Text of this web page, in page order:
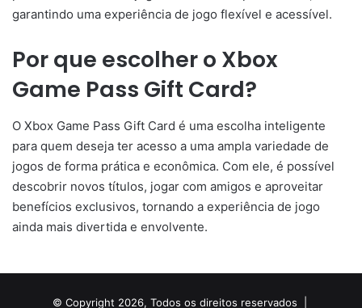
garantindo uma experiência de jogo flexível e acessível.
Por que escolher o Xbox
Game Pass Gift Card?
O Xbox Game Pass Gift Card é uma escolha inteligente
para quem deseja ter acesso a uma ampla variedade de
jogos de forma prática e econômica. Com ele, é possível
descobrir novos títulos, jogar com amigos e aproveitar
benefícios exclusivos, tornando a experiência de jogo
ainda mais divertida e envolvente.
© Copyright 2026, Todos os direitos reservados |